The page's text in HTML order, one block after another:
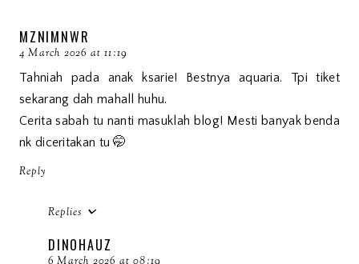
MZNIMNWR
4 March 2026 at 11:19
Tahniah pada anak ksarie! Bestnya aquaria. Tpi tiket
sekarang dah mahall huhu.
Cerita sabah tu nanti masuklah blog! Mesti banyak benda
nk diceritakan tu 🤭
Reply
Replies
DINOHAUZ